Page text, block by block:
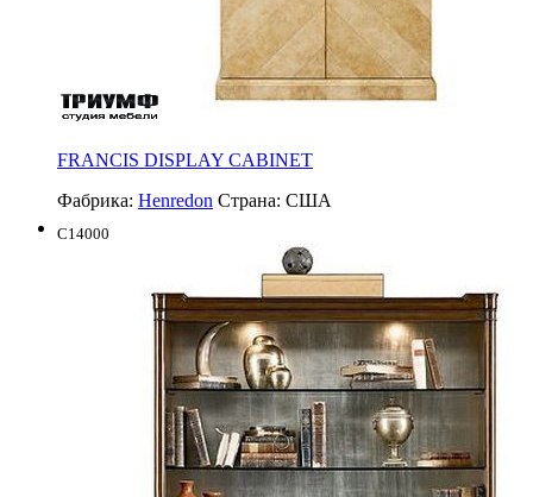
FRANCIS DISPLAY CABINET
Фабрика: Henredon Страна: США
C14000